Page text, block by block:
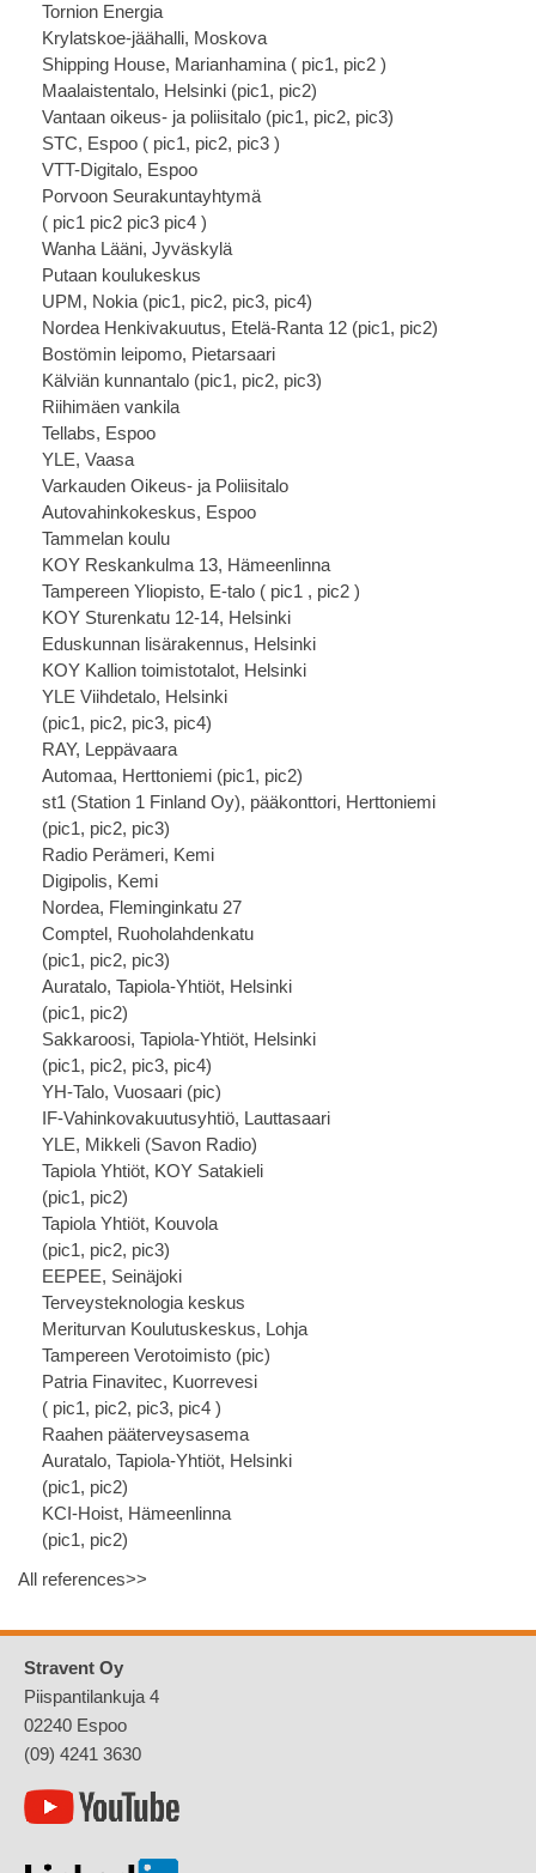
Tornion Energia
Krylatskoe-jäähalli, Moskova
Shipping House, Marianhamina ( pic1, pic2 )
Maalaistentalo, Helsinki (pic1, pic2)
Vantaan oikeus- ja poliisitalo (pic1, pic2, pic3)
STC, Espoo ( pic1, pic2, pic3 )
VTT-Digitalo, Espoo
Porvoon Seurakuntayhtymä
( pic1 pic2 pic3 pic4 )
Wanha Lääni, Jyväskylä
Putaan koulukeskus
UPM, Nokia (pic1, pic2, pic3, pic4)
Nordea Henkivakuutus, Etelä-Ranta 12 (pic1, pic2)
Bostömin leipomo, Pietarsaari
Kälviän kunnantalo (pic1, pic2, pic3)
Riihimäen vankila
Tellabs, Espoo
YLE, Vaasa
Varkauden Oikeus- ja Poliisitalo
Autovahinkokeskus, Espoo
Tammelan koulu
KOY Reskankulma 13, Hämeenlinna
Tampereen Yliopisto, E-talo ( pic1 , pic2 )
KOY Sturenkatu 12-14, Helsinki
Eduskunnan lisärakennus, Helsinki
KOY Kallion toimistotalot, Helsinki
YLE Viihdetalo, Helsinki
(pic1, pic2, pic3, pic4)
RAY, Leppävaara
Automaa, Herttoniemi (pic1, pic2)
st1 (Station 1 Finland Oy), pääkonttori, Herttoniemi
(pic1, pic2, pic3)
Radio Perämeri, Kemi
Digipolis, Kemi
Nordea, Fleminginkatu 27
Comptel, Ruoholahdenkatu
(pic1, pic2, pic3)
Auratalo, Tapiola-Yhtiöt, Helsinki
(pic1, pic2)
Sakkaroosi, Tapiola-Yhtiöt, Helsinki
(pic1, pic2, pic3, pic4)
YH-Talo, Vuosaari (pic)
IF-Vahinkovakuutusyhtiö, Lauttasaari
YLE, Mikkeli (Savon Radio)
Tapiola Yhtiöt, KOY Satakieli
(pic1, pic2)
Tapiola Yhtiöt, Kouvola
(pic1, pic2, pic3)
EEPEE, Seinäjoki
Terveysteknologia keskus
Meriturvan Koulutuskeskus, Lohja
Tampereen Verotoimisto (pic)
Patria Finavitec, Kuorrevesi
( pic1, pic2, pic3, pic4 )
Raahen pääterveysasema
Auratalo, Tapiola-Yhtiöt, Helsinki
(pic1, pic2)
KCI-Hoist, Hämeenlinna
(pic1, pic2)
All references>>
Stravent Oy
Piispantilankuja 4
02240 Espoo
(09) 4241 3630